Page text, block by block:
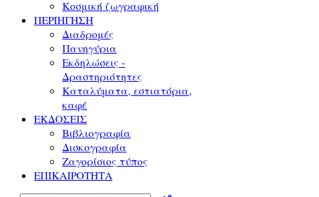
Κοσμική ζωγραφική
ΠΕΡΙΗΓΗΣΗ
Διαδρομές
Πανηγύρια
Εκδηλώσεις -
Δραστηριότητες
Καταλύματα, εστιατόρια,
καφέ
ΕΚΔΟΣΕΙΣ
Βιβλιογραφία
Δισκογραφία
Ζαγορίσιος τύπος
ΕΠΙΚΑΙΡΟΤΗΤΑ